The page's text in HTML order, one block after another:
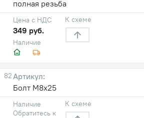
полная резьба
Наличие
Цена с НДС
349 руб.
К схеме
82
Болт М8х25
Наличие
Обратитесь к
К схеме